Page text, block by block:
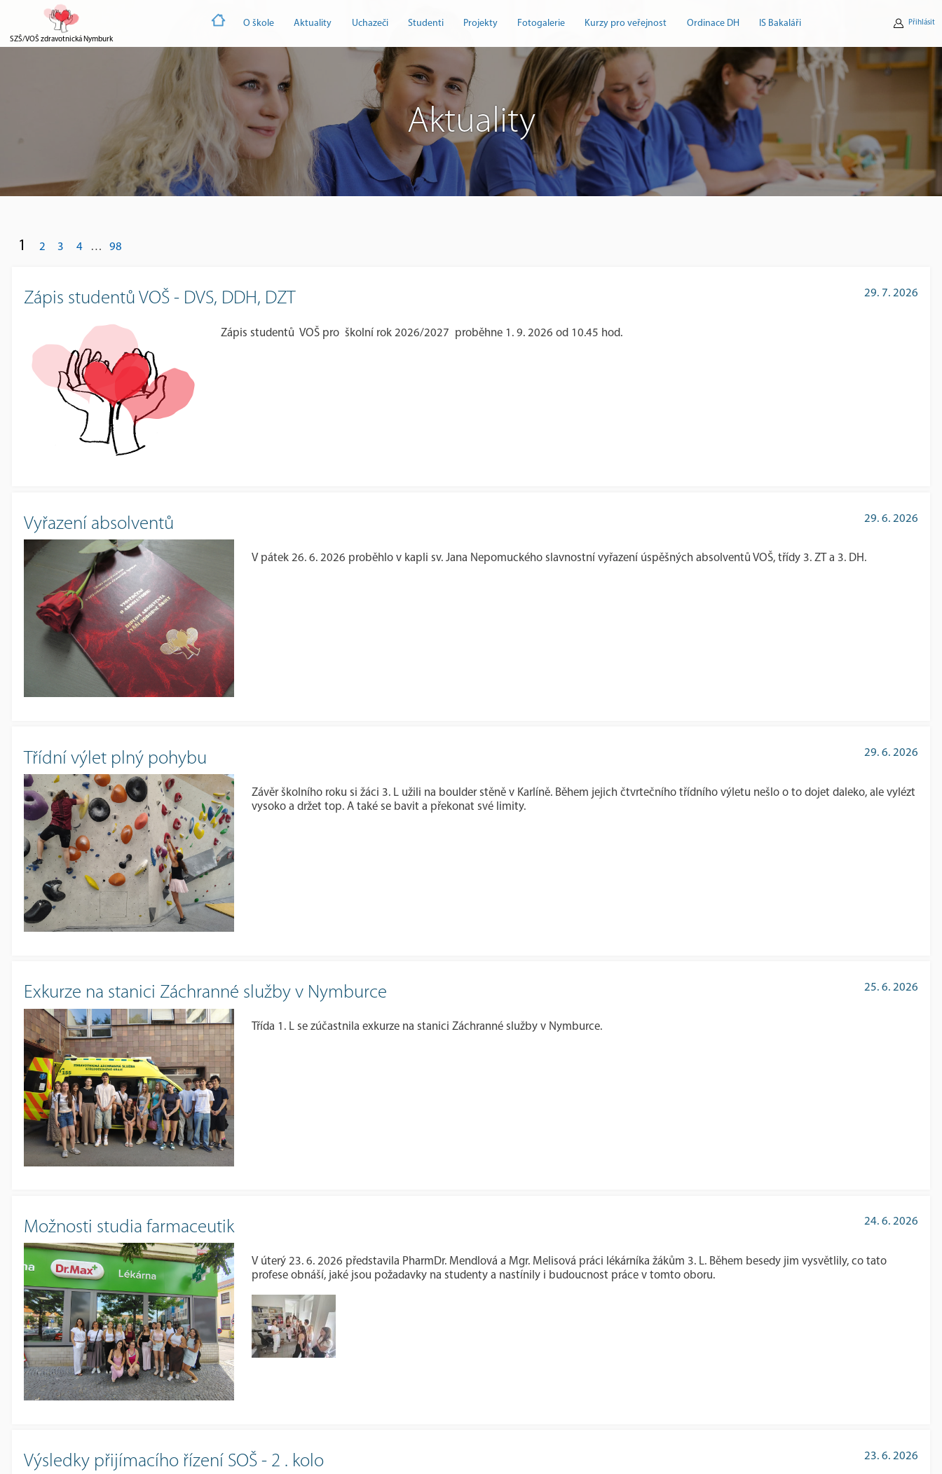
SZŠ/VOŠ zdravotnická Nymburk
Přihlásit
O škole Aktuality Uchazeči Studenti Projekty Fotogalerie Kurzy pro veřejnost Ordinace DH IS Bakaláři
Aktuality
1 2 3 4 … 98
Zápis studentů VOŠ - DVS, DDH, DZT 29. 7. 2026
Zápis studentů VOŠ pro školní rok 2026/2027 proběhne 1. 9. 2026 od 10.45 hod.
Vyřazení absolventů 29. 6. 2026
V pátek 26. 6. 2026 proběhlo v kapli sv. Jana Nepomuckého slavnostní vyřazení úspěšných absolventů VOŠ, třídy 3. ZT a 3. DH.
Třídní výlet plný pohybu 29. 6. 2026
Závěr školního roku si žáci 3. L užili na boulder stěně v Karlíně. Během jejich čtvrtečního třídního výletu nešlo o to dojet daleko, ale vylézt
vysoko a držet top. A také se bavit a překonat své limity.
Exkurze na stanici Záchranné služby v Nymburce 25. 6. 2026
Třída 1. L se zúčastnila exkurze na stanici Záchranné služby v Nymburce.
Možnosti studia farmaceutik 24. 6. 2026
V úterý 23. 6. 2026 představila PharmDr. Mendlová a Mgr. Melisová práci lékárníka žákům 3. L. Během besedy jim vysvětlily, co tato
profese obnáší, jaké jsou požadavky na studenty a nastínily i budoucnost práce v tomto oboru.
Výsledky přijímacího řízení SOŠ - 2 . kolo 23. 6. 2026